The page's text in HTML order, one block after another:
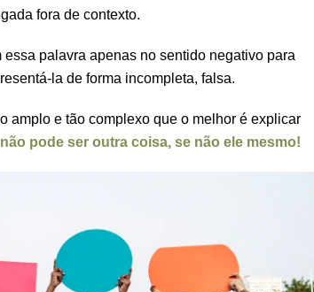
fora de contexto.
essa palavra apenas no sentido negativo para
la de forma incompleta, falsa.
amplo e tão complexo que o melhor é explicar
pode ser outra coisa, se não ele mesmo!